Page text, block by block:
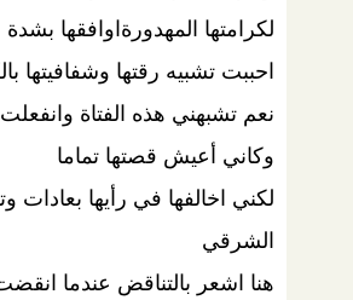
لكرامتها المهدورةاوافقها
احببت تشبيه رقتها وشفافيتها
نعم تشبهني هذه الفتاة
وكاني أعيش قصتها تماما
لكني اخالفها في رأيها بعادات
الشرقي
هنا اشعر بالتناقض عندما